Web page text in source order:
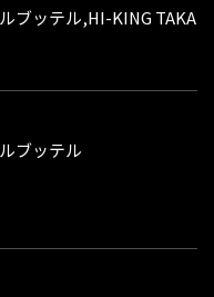
ブッテル,HI-KING TAKA
ブッテル